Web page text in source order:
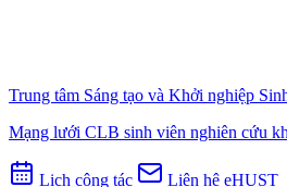
Trung tâm Sáng tạo và Khởi nghiệp
Mạng lưới CLB sinh viên nghiên cứu
Lịch công tác Liên hệ eHUST